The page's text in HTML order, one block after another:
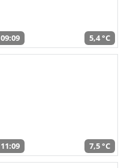
09:09 5,4 °C
11:09 7,5 °C